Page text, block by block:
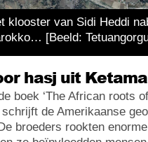
klooster van Sidi Heddi
[Beeld:
hasj uit Ketama
boek ‘The African roots of
schrijft de Amerikaanse
broeders rookten enorme